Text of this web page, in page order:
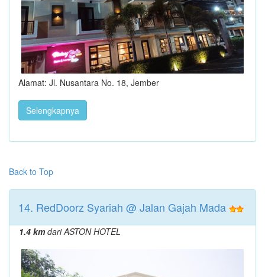
Alamat: Jl. Nusantara No. 18, Jember
Selengkapnya
Back to Top
14. RedDoorz Syariah @ Jalan Gajah Mada
1.4 kmdari ASTON HOTEL